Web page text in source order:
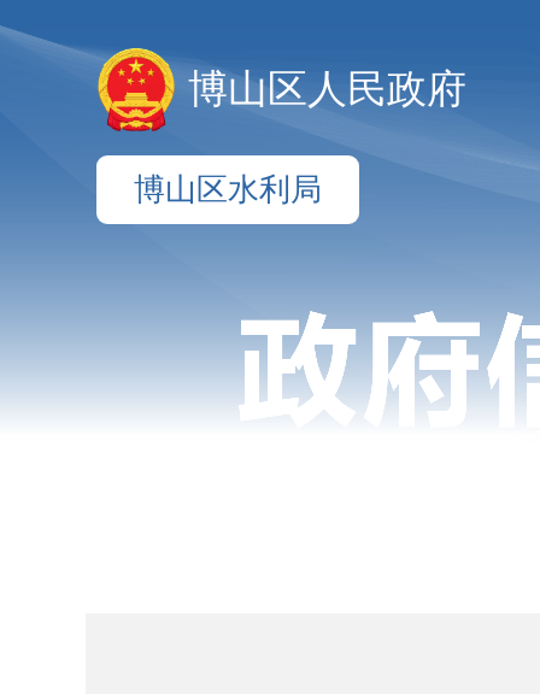
博山区人民政府
博山区水利局